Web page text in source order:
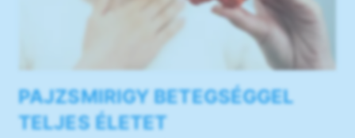
PAJZSMIRIGY BETEGSÉGGEL
TELJES ÉLETET